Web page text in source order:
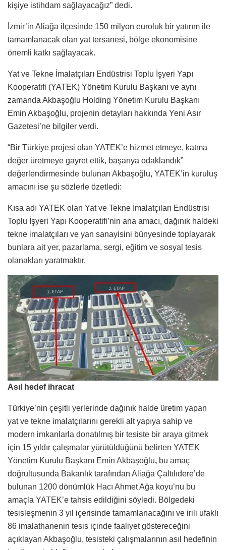
kişiye istihdam sağlayacağız” dedi.
İzmir’in Aliağa ilçesinde 150 milyon euroluk bir yatırım ile
tamamlanacak olan yat tersanesi, bölge ekonomisine
önemli katkı sağlayacak.
Yat ve Tekne İmalatçıları Endüstrisi Toplu İşyeri Yapı
Kooperatifi (YATEK) Yönetim Kurulu Başkanı ve aynı
zamanda Akbaşoğlu Holding Yönetim Kurulu Başkanı
Emin Akbaşoğlu, projenin detayları hakkında Yeni Asır
Gazetesi’ne bilgiler verdi.
“Bir Türkiye projesi olan YATEK’e hizmet etmeye, katma
değer üretmeye gayret ettik, başarıya odaklandık”
değerlendirmesinde bulunan Akbaşoğlu, YATEK’in kuruluş
amacını ise şu sözlerle özetledi:
Kısa adı YATEK olan Yat ve Tekne İmalatçıları Endüstrisi
Toplu İşyeri Yapı Kooperatifi’nin ana amacı, dağınık haldeki
tekne imalatçıları ve yan sanayisini bünyesinde toplayarak
bunlara ait yer, pazarlama, sergi, eğitim ve sosyal tesis
olanakları yaratmaktır.
Asıl hedef ihracat
Türkiye’nin çeşitli yerlerinde dağınık halde üretim yapan
yat ve tekne imalatçılarını gerekli alt yapıya sahip ve
modern imkanlarla donatılmış bir tesiste bir araya gitmek
için 15 yıldır çalışmalar yürütüldüğünü belirten YATEK
Yönetim Kurulu Başkanı Emin Akbaşoğlu, bu amaç
doğrultusunda Bakanlık tarafından Aliağa Çaltılıdere’de
bulunan 1200 dönümlük Hacı Ahmet Ağa koyu’nu bu
amaçla YATEK’e tahsis edildiğini söyledi. Bölgedeki
tesisleşmenin 3 yıl içerisinde tamamlanacağını ve irili ufaklı
86 imalathanenin tesis içinde faaliyet göstereceğini
açıklayan Akbaşoğlu, tesisteki çalışmalarının asıl hedefinin